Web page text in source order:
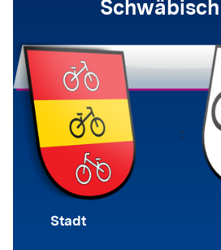
:
Stadt